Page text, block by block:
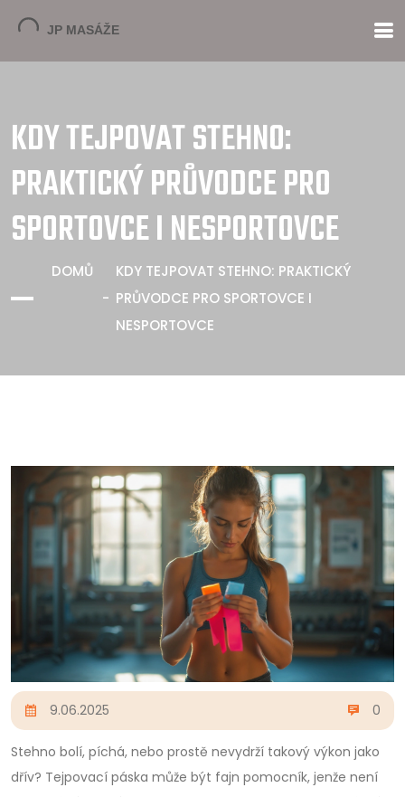
KDY TEJPOVAT STEHNO:
PRAKTICKÝ PRŮVODCE PRO
SPORTOVCE I NESPORTOVCE
DOMŮ
KDY TEJPOVAT STEHNO: PRAKTICKÝ
PRŮVODCE PRO SPORTOVCE I
NESPORTOVCE
9.06.2025 0
Stehno bolí, píchá, nebo prostě nevydrží takový výkon jako
dřív? Tejpovací páska může být fajn pomocník, jenže není